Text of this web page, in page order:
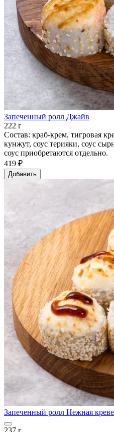
Запеченный ролл Джайв
222 г
Состав: краб-крем, тигровая
кунжут, соус терияки, соус
соус приобретаются отдельно.
419 ₽
Добавить
Запеченный ролл Нежная
237 г